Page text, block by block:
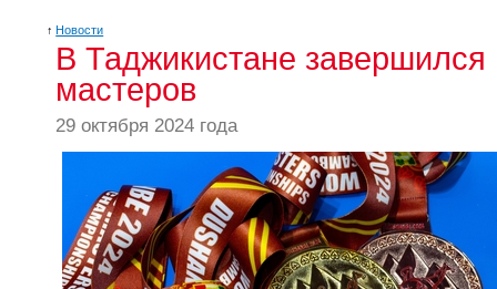
↑ Новости
В Таджикистане
мастеров
29 октября 2024 года